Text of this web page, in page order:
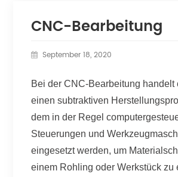
CNC-Bearbeitung
September 18, 2020
Bei der CNC-Bearbeitung handelt
einen subtraktiven
dem in der Regel
Steuerungen und
eingesetzt werden, um
einem Rohling oder Werkstück zu